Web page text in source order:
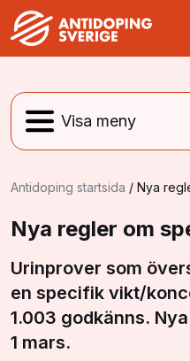
Antidoping startsida / Nya
Nya regler om
Urinprover som
en specifik vikt/
1.003 godkänns.
1 mars.